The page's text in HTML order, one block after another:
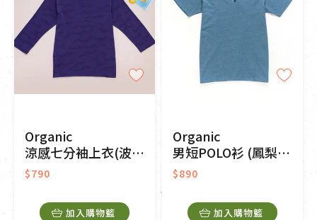
Organic
涼感七分袖上衣(波浪紋)(深紫)
$790
加入購物籃
Organic
男短POLO衫 (鳳梨涼感)(藍色)
$890
加入購物籃